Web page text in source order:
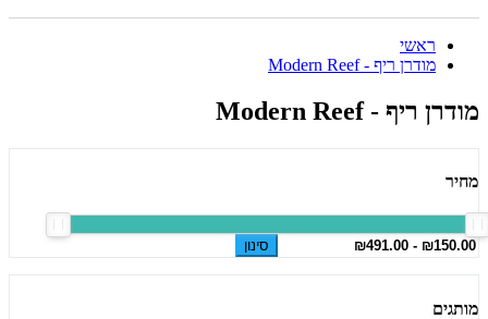
ראשי
מודרן ריף - Modern Reef
מודרן ריף - Modern Reef
מחיר
סינון
מותגים